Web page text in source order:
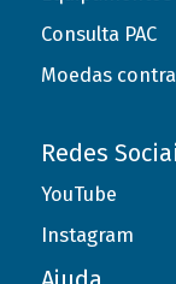
Consulta PAC
Moedas
Redes
YouTube
Instagram